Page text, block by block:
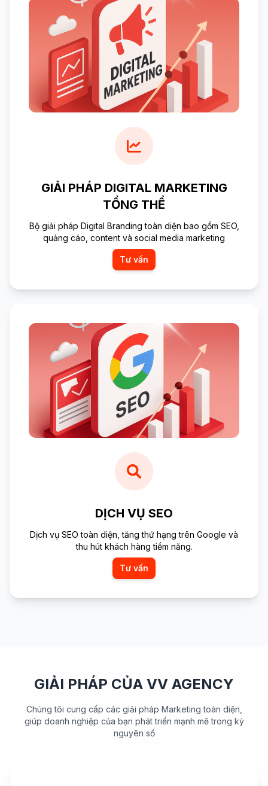
GIẢI PHÁP DIGITAL MARKETING
TỔNG THỂ
Bộ giải pháp Digital Branding toàn diện bao gồm SEO,
quảng cáo, content và social media marketing
Tư vấn
DỊCH VỤ SEO
Dịch vụ SEO toàn diện, tăng thứ hạng trên Google và
thu hút khách hàng tiềm năng.
Tư vấn
GIẢI PHÁP CỦA VV AGENCY
Chúng tôi cung cấp các giải pháp Marketing toàn diện,
giúp doanh nghiệp của bạn phát triển mạnh mẽ trong kỷ
nguyên số